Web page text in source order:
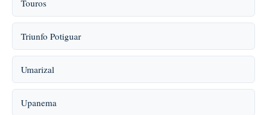
Touros
Triunfo Potiguar
Umarizal
Upanema